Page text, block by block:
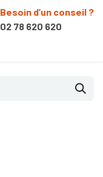
Besoin d’un conseil ?
02 78 620 620